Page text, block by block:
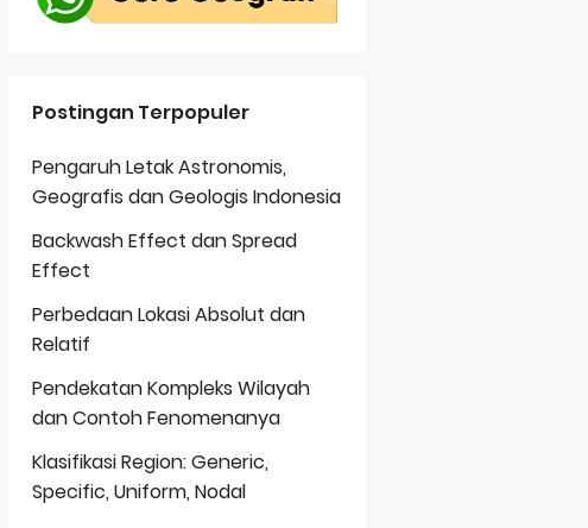
Postingan Terpopuler
Pengaruh Letak Astronomis,
Geografis dan Geologis Indonesia
Backwash Effect dan Spread
Effect
Perbedaan Lokasi Absolut dan
Relatif
Pendekatan Kompleks Wilayah
dan Contoh Fenomenanya
Klasifikasi Region: Generic,
Specific, Uniform, Nodal